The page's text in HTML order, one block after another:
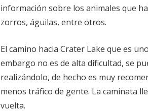
información sobre los animales que
zorros, águilas, entre otros.
El camino hacia Crater Lake que es
embargo no es de alta dificultad, se
realizándolo, de hecho es muy
menos tráfico de gente. La caminata
vuelta.